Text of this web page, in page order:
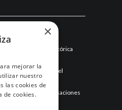
una temporada histórica
hizo historia para el
Fraga recupera sensaciones
×
mejorar la
nuestro
las cookies de
de cookies.